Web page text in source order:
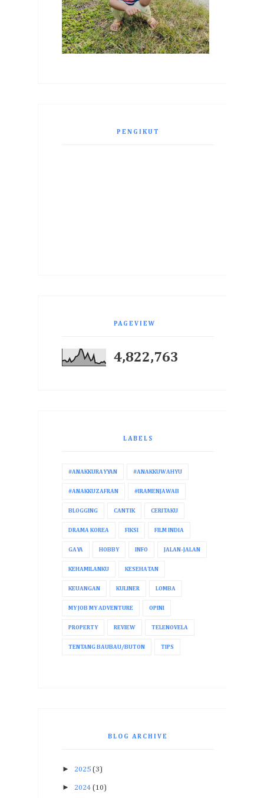
PENGIKUT
PAGEVIEW
4,822,763
LABELS
#ANAKKURAYYAN #ANAKKUWAHYU
#ANAKKUZAFRAN #IRAMENJAWAB
BLOGGING CANTIK CERITAKU
DRAMA KOREA FIKSI FILM INDIA
GAYA HOBBY INFO JALAN-JALAN
KEHAMILANKU KESEHATAN
KEUANGAN KULINER LOMBA
MY JOB MY ADVENTURE OPINI
PROPERTY REVIEW TELENOVELA
TENTANG BAUBAU/BUTON TIPS
BLOG ARCHIVE
► 2025 (3)
► 2024 (10)